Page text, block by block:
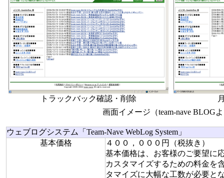
トラックバック確認・削除
画面イメージ（team-nave BLOG
ウェブログシステム「Team-Nave WebLog System」
基本価格
４００，０００円（税抜き）
基本価格は、お客様のご要望に
カスタマイズするための料金を
タマイズに大幅な工数が必要と